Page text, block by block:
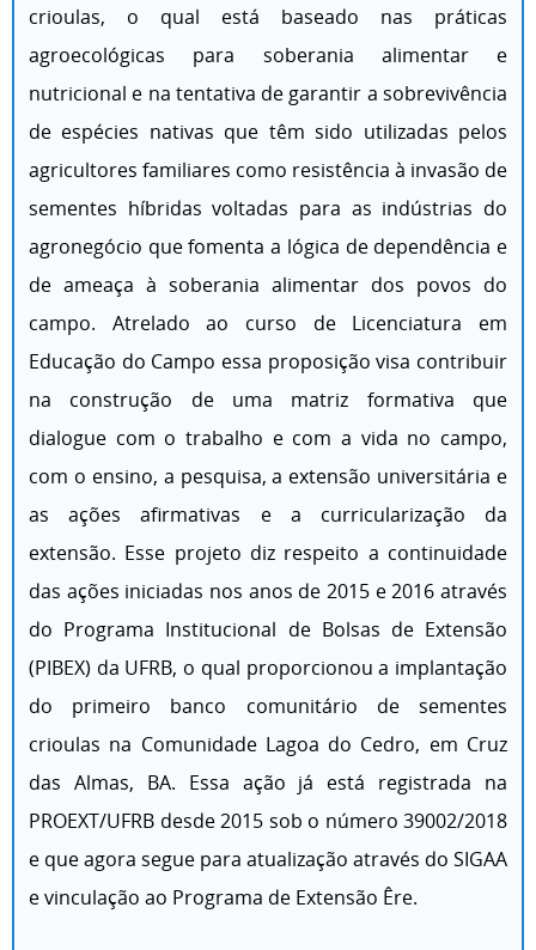
crioulas, o qual está baseado nas práticas
agroecológicas para soberania alimentar e
nutricional e na tentativa de garantir a sobrevivência
de espécies nativas que têm sido utilizadas pelos
agricultores familiares como resistência à invasão de
sementes híbridas voltadas para as indústrias do
agronegócio que fomenta a lógica de dependência e
de ameaça à soberania alimentar dos povos do
campo. Atrelado ao curso de Licenciatura em
Educação do Campo essa proposição visa contribuir
na construção de uma matriz formativa que
dialogue com o trabalho e com a vida no campo,
com o ensino, a pesquisa, a extensão universitária e
as ações afirmativas e a curricularização da
extensão. Esse projeto diz respeito a continuidade
das ações iniciadas nos anos de 2015 e 2016 através
do Programa Institucional de Bolsas de Extensão
(PIBEX) da UFRB, o qual proporcionou a implantação
do primeiro banco comunitário de sementes
crioulas na Comunidade Lagoa do Cedro, em Cruz
das Almas, BA. Essa ação já está registrada na
PROEXT/UFRB desde 2015 sob o número 39002/2018
e que agora segue para atualização através do SIGAA
e vinculação ao Programa de Extensão Êre.